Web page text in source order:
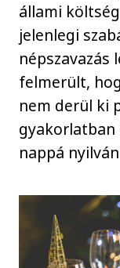
állami
jelenlegi
népszavazás
felmerült,
nem derül ki
gyakorlatban
nappá